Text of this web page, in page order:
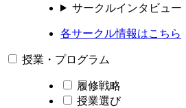
サークルインタビュー
各サークル情報はこちら
授業・プログラム
履修戦略
授業選び